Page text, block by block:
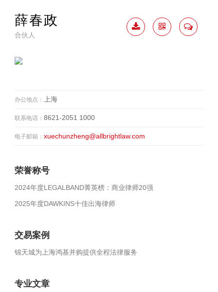
薛春政
合伙人
办公地点： 上海
联系电话： 8621-2051 1000
电子邮箱： xuechunzheng@allbrightlaw.com
荣誉称号
2024年度LEGALBAND菁英榜：商业律师20强
2025年度DAWKINS十佳出海律师
交易案例
锦天城为上海鸿基并购提供全程法律服务
专业文章